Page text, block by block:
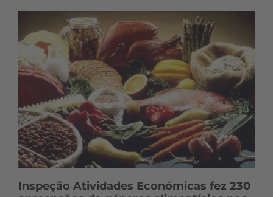
Inspeção Atividades Económicas fez 230